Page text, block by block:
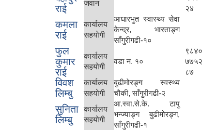
राई
जवान
२४
कमला
राई
कार्यालय
सहयोगी
आधारभुत स्वास्थ्य सेवा
केन्द्र, भारताङ्ग
साँगुरीगढी-१०
फुल
कुमार
राई
कार्यालय
सहयोगी
वडा न. १०
९८४०
७७५२
८७
विवश
लिम्बु
कार्यालय
सहयोगी
बुढीमोरङ्ग स्वस्थ्य
चौकी, साँगुरीगढी-२
सुनिता
लिम्बु
कार्यालय
सहयोगी
आ.स्वा.से.के. टापु
भन्ज्याङ्ग बुढीमोरङ्ग,
साँगुरीगढी-१